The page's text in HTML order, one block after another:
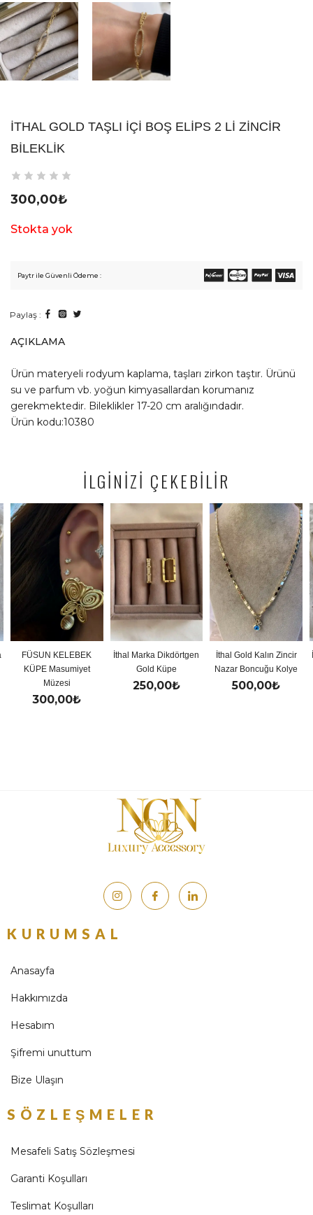
İTHAL GOLD TAŞLI İÇI BOŞ ELIPS 2 LI ZINCIR
BILEKLIK
300,00₺
Stokta yok
Paytr ile Güvenli Ödeme :
Paylaş :
AÇIKLAMA
Ürün materyeli rodyum kaplama, taşları zirkon taştır. Ürünü
su ve parfum vb. yoğun kimyasallardan korumanız
gerekmektedir. Bileklikler 17-20 cm aralığındadır.
Ürün kodu:10380
İLGİNİZİ ÇEKEBİLİR
İthal Marka Dikdörtgen
Gold Küpe
250,00
İthal Gold Kalın Zincir
Nazar Boncuğu Kolye
500,00
İthal Gold Renkli
Y Kolye
500,00
KURUMSAL
Anasayfa
Hakkımızda
Hesabım
Şifremi unuttum
Bize Ulaşın
SÖZLEŞMELER
Mesafeli Satış Sözleşmesi
Garanti Koşulları
Teslimat Koşulları